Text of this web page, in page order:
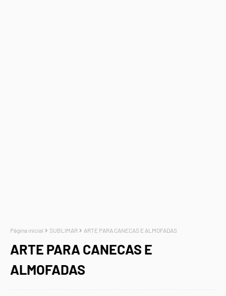
Página inicial SUBLIMAR ARTE PARA CANECAS E ALMOFADAS
ARTE PARA CANECAS E
ALMOFADAS